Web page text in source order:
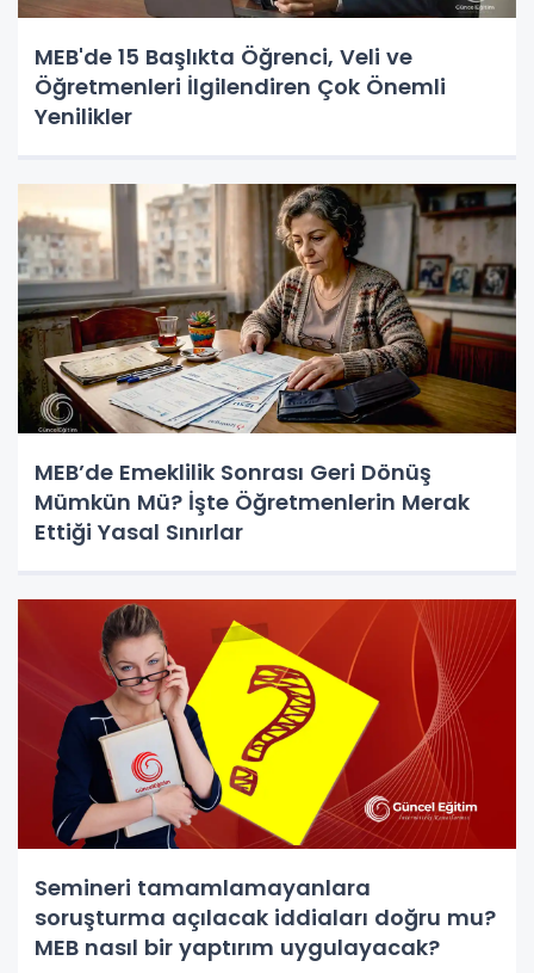
MEB'de 15 Başlıkta Öğrenci, Veli ve
Öğretmenleri İlgilendiren Çok Önemli
Yenilikler
MEB’de Emeklilik Sonrası Geri Dönüş
Mümkün Mü? İşte Öğretmenlerin Merak
Ettiği Yasal Sınırlar
Semineri tamamlamayanlara
soruşturma açılacak iddiaları doğru mu?
MEB nasıl bir yaptırım uygulayacak?